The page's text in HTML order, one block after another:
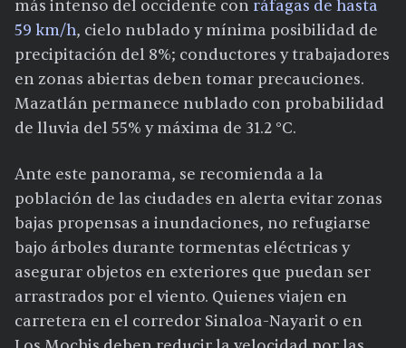
más intenso del occidente con ráfagas de hasta
59 km/h, cielo nublado y mínima posibilidad de
precipitación del 8%; conductores y trabajadores
en zonas abiertas deben tomar precauciones.
Mazatlán permanece nublado con probabilidad
de lluvia del 55% y máxima de 31.2 °C.
Ante este panorama, se recomienda a la
población de las ciudades en alerta evitar zonas
bajas propensas a inundaciones, no refugiarse
bajo árboles durante tormentas eléctricas y
asegurar objetos en exteriores que puedan ser
arrastrados por el viento. Quienes viajen en
carretera en el corredor Sinaloa-Nayarit o en